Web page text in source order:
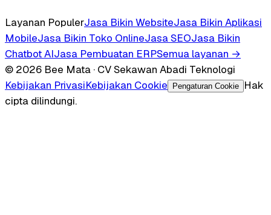
Layanan PopulerJasa Bikin WebsiteJasa Bikin Aplikasi
MobileJasa Bikin Toko OnlineJasa SEOJasa Bikin
Chatbot AIJasa Pembuatan ERPSemua layanan →
© 2026 Bee Mata · CV Sekawan Abadi Teknologi
Kebijakan PrivasiKebijakan Cookie Pengaturan Cookie
Hak
cipta dilindungi.